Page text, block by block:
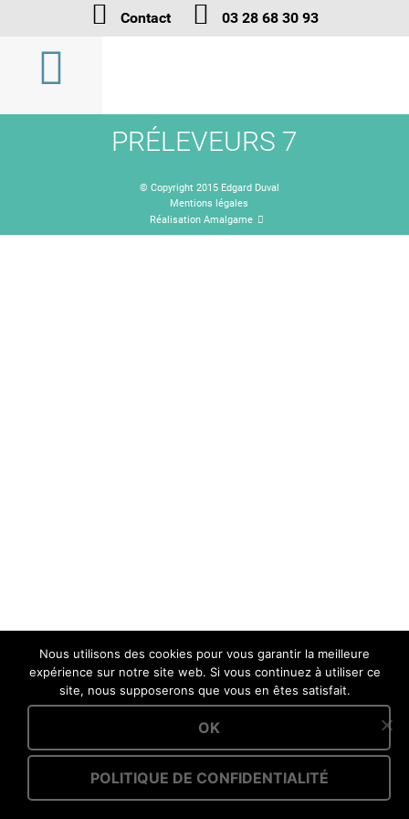
Contact 03 28 68 30 93
PRÉLEVEURS 7
© Copyright 2015 Edgard Duval
Mentions légales
Réalisation Amalgame
Nous utilisons des cookies pour vous garantir la meilleure
expérience sur notre site web. Si vous continuez à utiliser ce
site, nous supposerons que vous en êtes satisfait.
OK
POLITIQUE DE CONFIDENTIALITÉ